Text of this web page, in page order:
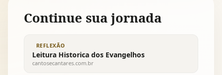
Continue sua jornada
REFLEXÃO
Leitura Historica dos Evangelhos
cantosecantares.com.br